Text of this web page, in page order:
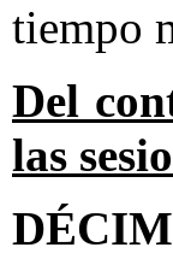
tiempo
Del
las